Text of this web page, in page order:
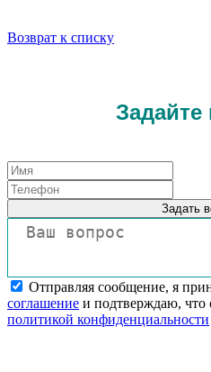
Возврат к списку
Задайте
Задать
Отправляя сообщение, я
соглашение и подтверждаю, что
политикой конфиденциальности